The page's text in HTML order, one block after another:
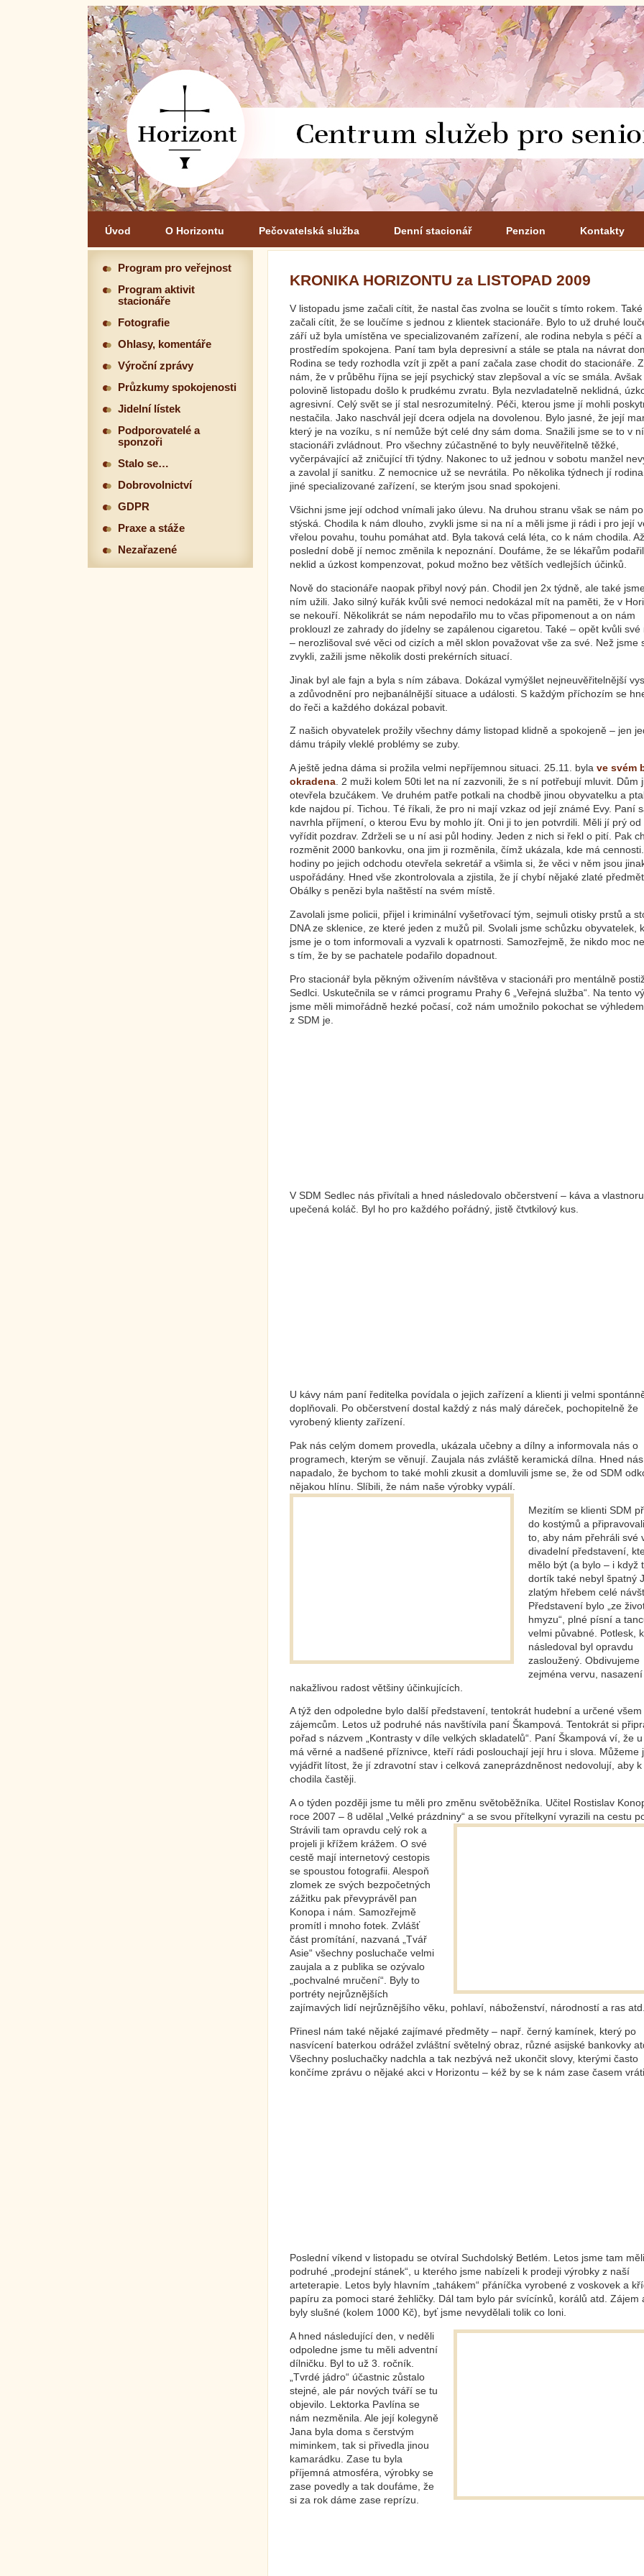
Úvod O Horizontu Pečovatelská služba Denní stacionář Penzion Kontakty
KRONIKA HORIZONTU za LISTOPAD 2009
V listopadu jsme začali cítit, že nastal čas zvolna se loučit s tímto rokem.
začali cítit, že se loučíme s jednou z klientek stacionáře. Bylo to už druhé
září už byla umístěna ve specializovaném zařízení, ale rodina nebyla s péčí a
prostředím spokojena. Paní tam byla depresivní a stále se ptala na návrat
Rodina se tedy rozhodla vzít ji zpět a paní začala zase chodit do stacionáře.
nám, že v průběhu října se její psychický stav zlepšoval a víc se smála. Avšak
polovině listopadu došlo k prudkému zvratu. Byla nezvladatelně neklidná,
agresivní. Celý svět se jí stal nesrozumitelný. Péči, kterou jsme jí mohli
nestačila. Jako naschvál její dcera odjela na dovolenou. Bylo jasné, že její
který je na vozíku, s ní nemůže být celé dny sám doma. Snažili jsme se to v
stacionáři zvládnout. Pro všechny zúčastněné to byly neuvěřitelně těžké,
vyčerpávající až zničující tři týdny. Nakonec to už jednou v sobotu manžel
a zavolal jí sanitku. Z nemocnice už se nevrátila. Po několika týdnech jí
jiné specializované zařízení, se kterým jsou snad spokojeni.
Všichni jsme její odchod vnímali jako úlevu. Na druhou stranu však se nám
stýská. Chodila k nám dlouho, zvykli jsme si na ní a měli jsme ji rádi i pro její
vřelou povahu, touhu pomáhat atd. Byla taková celá léta, co k nám chodila.
poslední době jí nemoc změnila k nepoznání. Doufáme, že se lékařům
neklid a úzkost kompenzovat, pokud možno bez větších vedlejších účinků.
Nově do stacionáře naopak přibyl nový pán. Chodil jen 2x týdně, ale také
ním užili. Jako silný kuřák kvůli své nemoci nedokázal mít na paměti, že v
se nekouří. Několikrát se nám nepodařilo mu to včas připomenout a on nám
proklouzl ze zahrady do jídelny se zapálenou cigaretou. Také – opět kvůli své
– nerozlišoval své věci od cizích a měl sklon považovat vše za své. Než jsme
zvykli, zažili jsme několik dosti prekérních situací.
Jinak byl ale fajn a byla s ním zábava. Dokázal vymýšlet nejneuvěřitelnější
a zdůvodnění pro nejbanálnější situace a události. S každým příchozím se
do řeči a každého dokázal pobavit.
Z našich obyvatelek prožily všechny dámy listopad klidně a spokojeně – jen
dámu trápily vleklé problémy se zuby.
A ještě jedna dáma si prožila velmi nepříjemnou situaci. 25.11. byla ve svém
okradena. 2 muži kolem 50ti let na ní zazvonili, že s ní potřebují mluvit. Dům
otevřela bzučákem. Ve druhém patře potkali na chodbě jinou obyvatelku a
kde najdou pí. Tichou. Té říkali, že pro ni mají vzkaz od její známé Evy. Paní
navrhla příjmení, o kterou Evu by mohlo jít. Oni ji to jen potvrdili. Měli jí prý od
vyřídit pozdrav. Zdrželi se u ní asi půl hodiny. Jeden z nich si řekl o pití. Pak
rozměnit 2000 bankovku, ona jim ji rozměnila, čímž ukázala, kde má
hodiny po jejich odchodu otevřela sekretář a všimla si, že věci v něm jsou
uspořádány. Hned vše zkontrolovala a zjistila, že jí chybí nějaké zlaté
Obálky s penězi byla naštěstí na svém místě.
Zavolali jsme policii, přijel i kriminální vyšetřovací tým, sejmuli otisky prstů a
DNA ze sklenice, ze které jeden z mužů pil. Svolali jsme schůzku obyvatelek,
jsme je o tom informovali a vyzvali k opatrnosti. Samozřejmě, že nikdo moc
s tím, že by se pachatele podařilo dopadnout.
Pro stacionář byla pěkným oživením návštěva v stacionáři pro mentálně
Sedlci. Uskutečnila se v rámci programu Prahy 6 „Veřejná služba“. Na tento
jsme měli mimořádně hezké počasí, což nám umožnilo pokochat se
z SDM je.
V SDM Sedlec nás přivítali a hned následovalo občerstvení – káva a
upečená koláč. Byl ho pro každého pořádný, jistě čtvtkilový kus.
U kávy nám paní ředitelka povídala o jejich zařízení a klienti ji velmi
doplňovali. Po občerstvení dostal každý z nás malý dáreček, pochopitelně že
vyrobený klienty zařízení.
Pak nás celým domem provedla, ukázala učebny a dílny a informovala nás o
programech, kterým se věnují. Zaujala nás zvláště keramická dílna. Hned nás
napadalo, že bychom to také mohli zkusit a domluvili jsme se, že od SDM
nějakou hlínu. Slíbili, že nám naše výrobky vypálí.
Mezitím se klienti SDM
do kostýmů a
to, aby nám přehráli své
divadelní představení,
mělo být (a bylo – i když
dortík také nebyl špatný
zlatým hřebem celé
Představení bylo „ze
hmyzu“, plné písní a
velmi půvabné. Potlesk,
následoval byl opravdu
zasloužený. Obdivujeme
zejména vervu, nasazení
nakažlivou radost většiny účinkujících.
A týž den odpoledne bylo další představení, tentokrát hudební a určené všem
zájemcům. Letos už podruhé nás navštívila paní Škampová. Tentokrát si
pořad s názvem „Kontrasty v díle velkých skladatelů“. Paní Škampová ví, že
má věrné a nadšené příznivce, kteří rádi poslouchají její hru i slova. Můžeme
vyjádřit lítost, že jí zdravotní stav i celková zaneprázdněnost nedovolují, aby k
chodila častěji.
A o týden později jsme tu měli pro změnu světoběžníka. Učitel Rostislav
roce 2007 – 8 udělal „Velké prázdniny“ a se svou přítelkyní vyrazili na cestu
Strávili tam opravdu celý rok a
projeli ji křížem krážem. O své
cestě mají internetový cestopis
se spoustou fotografii. Alespoň
zlomek ze svých bezpočetných
zážitku pak převyprávěl pan
Konopa i nám. Samozřejmě
promítl i mnoho fotek. Zvlášť
část promítání, nazvaná „Tvář
Asie“ všechny posluchače velmi
zaujala a z publika se ozývalo
„pochvalné mručení“. Byly to
portréty nejrůznějších
zajímavých lidí nejrůznějšího věku, pohlaví, náboženství, národností a ras atd.
Přinesl nám také nějaké zajímavé předměty – např. černý kamínek, který po
nasvícení baterkou odrážel zvláštní světelný obraz, různé asijské bankovky
Všechny posluchačky nadchla a tak nezbývá než ukončit slovy, kterými často
končíme zprávu o nějaké akci v Horizontu – kéž by se k nám zase časem
Poslední víkend v listopadu se otvíral Suchdolský Betlém. Letos jsme tam
podruhé „prodejní stánek“, u kterého jsme nabízeli k prodeji výrobky z naší
arteterapie. Letos byly hlavním „tahákem“ přáníčka vyrobené z voskovek a
papíru za pomoci staré žehličky. Dál tam bylo pár svícínků, korálů atd. Zájem
byly slušné (kolem 1000 Kč), byť jsme nevydělali tolik co loni.
A hned následující den, v neděli
odpoledne jsme tu měli adventní
dílničku. Byl to už 3. ročník.
„Tvrdé jádro“ účastnic zůstalo
stejné, ale pár nových tváří se tu
objevilo. Lektorka Pavlína se
nám nezměnila. Ale její kolegyně
Jana byla doma s čerstvým
miminkem, tak si přivedla jinou
kamarádku. Zase tu byla
příjemná atmosféra, výrobky se
zase povedly a tak doufáme, že
si za rok dáme zase reprízu.
Program pro veřejnost
Program aktivit
stacionáře
Fotografie
Ohlasy, komentáře
Výroční zprávy
Průzkumy spokojenosti
Jidelní lístek
Podporovatelé a
sponzoři
Stalo se…
Dobrovolnictví
GDPR
Praxe a stáže
Nezařazené